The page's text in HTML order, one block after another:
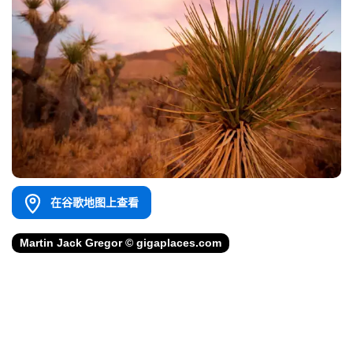
在谷歌地图上查看
Martin Jack Gregor © gigaplaces.com